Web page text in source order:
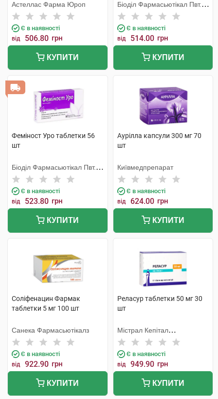
Астеллас Фарма Юроп
Є в наявності
від 506.80 грн
КУПИТИ
Біоділ Фармасьютікал Пвт.
Лтд.
Є в наявності
від 514.00 грн
КУПИТИ
Феміност Уро таблетки 56
шт
Біоділ Фармасьютікал Пвт.
Лтд.
Є в наявності
від 523.80 грн
КУПИТИ
Аурілла капсули 300 мг 70
шт
Київмедпрепарат
Є в наявності
від 624.00 грн
КУПИТИ
Соліфенацин Фармак
таблетки 5 мг 100 шт
Санека Фармасьютікалз
Є в наявності
від 922.90 грн
КУПИТИ
Реласур таблетки 50 мг 30
шт
Містрал Кепітал
Менеджмент
Є в наявності
від 949.90 грн
КУПИТИ